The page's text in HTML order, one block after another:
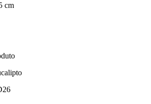
cm